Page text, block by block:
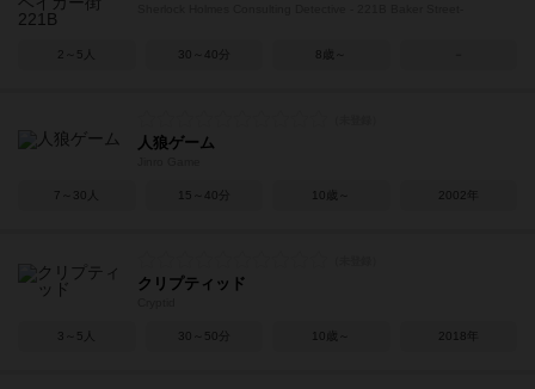
2～5人 30～40分 8歳～
人狼ゲーム
7～30人 15～40分 10歳～ 2002年
クリプティッド
3～5人 30～50分 10歳～ 2018年